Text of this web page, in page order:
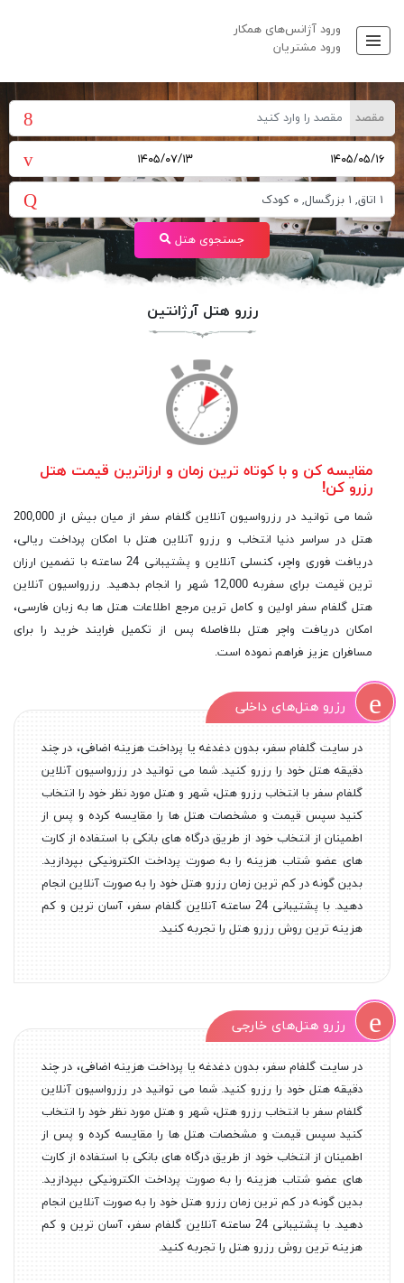
ورود آژانس‌های همکار
ورود مشتریان
مقصد
جستجوی هتل
رزرو هتل آرژانتین
مقایسه کن و با کوتاه ترین زمان و ارزاترین قیمت هتل
رزرو کن!
شما می توانید در رزرواسیون آنلاین گلفام سفر از میان بیش از 200,000
هتل در سراسر دنیا انتخاب و رزرو آنلاین هتل با امکان پرداخت ریالی،
دریافت فوری واچر، کنسلی آنلاین و پشتیبانی 24 ساعته با تضمین ارزان
ترین قیمت برای سفربه 12,000 شهر را انجام بدهید. رزرواسیون آنلاین
هتل گلفام سفر اولین و کامل ترین مرجع اطلاعات هتل ها به زبان فارسی،
امکان دریافت واچر هتل بلافاصله پس از تکمیل فرایند خرید را برای
مسافران عزیز فراهم نموده است.
رزرو هتل‌های داخلی
در سایت گلفام سفر، بدون دغدغه یا پرداخت هزینه اضافی، در چند
دقیقه هتل خود را رزرو کنید. شما می توانید در رزرواسیون آنلاین
گلفام سفر با انتخاب رزرو هتل، شهر و هتل مورد نظر خود را انتخاب
کنید سپس قیمت و مشخصات هتل ها را مقایسه کرده و پس از
اطمینان از انتخاب خود از طریق درگاه های بانکی با استفاده از کارت
های عضو شتاب هزینه را به صورت پرداخت الکترونیکی بپردازید.
بدین گونه در کم ترین زمان رزرو هتل خود را به صورت آنلاین انجام
دهید. با پشتیبانی 24 ساعته آنلاین گلفام سفر، آسان ترین و کم
هزینه ترین روش رزرو هتل را تجربه کنید.
رزرو هتل‌های خارجی
در سایت گلفام سفر، بدون دغدغه یا پرداخت هزینه اضافی، در چند
دقیقه هتل خود را رزرو کنید. شما می توانید در رزرواسیون آنلاین
گلفام سفر با انتخاب رزرو هتل، شهر و هتل مورد نظر خود را انتخاب
کنید سپس قیمت و مشخصات هتل ها را مقایسه کرده و پس از
اطمینان از انتخاب خود از طریق درگاه های بانکی با استفاده از کارت
های عضو شتاب هزینه را به صورت پرداخت الکترونیکی بپردازید.
بدین گونه در کم ترین زمان رزرو هتل خود را به صورت آنلاین انجام
دهید. با پشتیبانی 24 ساعته آنلاین گلفام سفر، آسان ترین و کم
هزینه ترین روش رزرو هتل را تجربه کنید.